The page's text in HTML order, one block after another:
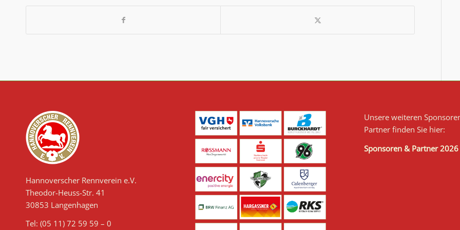
Hannoverscher Rennverein e.V.
Theodor-Heuss-Str. 41
30853 Langenhagen
Tel: (05 11) 72 59 59 – 0
Unsere weiteren
Partner finden Sie hier:
Sponsoren & Partner 2026